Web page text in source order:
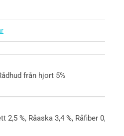
från hjort 5%
2,5 %, Råaska 3,4 %, Råfiber 0,5